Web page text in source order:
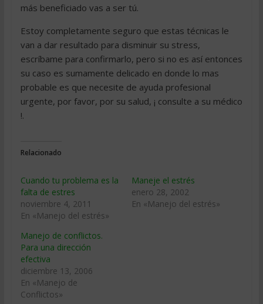
más beneficiado vas a ser tú.
Estoy completamente seguro que estas técnicas le
van a dar resultado para disminuir su stress,
escríbame para confirmarlo, pero si no es así entonces
su caso es sumamente delicado en donde lo mas
probable es que necesite de ayuda profesional
urgente, por favor, por su salud, ¡ consulte a su médico
!.
Relacionado
Cuando tu problema es la
falta de estres
noviembre 4, 2011
En «Manejo del estrés»
Maneje el estrés
enero 28, 2002
En «Manejo del estrés»
Manejo de conflictos.
Para una dirección
efectiva
diciembre 13, 2006
En «Manejo de
Conflictos»